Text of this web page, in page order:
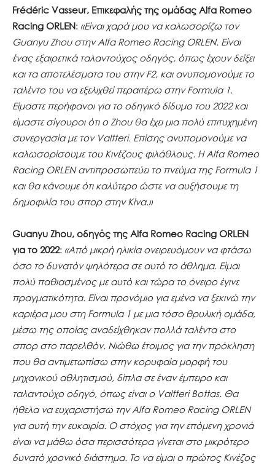
Frédéric Vasseur, Επικεφαλής της ομάδας Alfa Romeo
Racing ORLEN: «Είναι χαρά μου να καλωσορίζω τον
Guanyu Zhou στην Alfa Romeo Racing ORLEN. Είναι
ένας εξαιρετικά ταλαντούχος οδηγός, όπως έχουν δείξει
και τα αποτελέσματα του στην F2, και ανυπομονούμε το
ταλέντο του να εξελιχθεί περαιτέρω στην Formula1.
Είμαστε περήφανοι για το οδηγικό δίδυμο του 2022 και
είμαστε σίγουροι ότι ο Zhouθα έχει μια πολύ επιτυχημένη
συνεργασία με τον Valtteri. Επίσης ανυπομονούμε να
καλωσορίσουμε του Κινέζους φιλάθλους. Η Alfa Romeo
Racing ORLENαντιπροσωπεύει το πνεύμα της Formula1
και θα κάνουμε ότι καλύτερο ώστε να αυξήσουμε τη
δημοφιλία του σπορ στην Κίνα.»
Guanyu Zhou, οδηγός της Alfa Romeo Racing ORLEN
για το 2022: «Από μικρή ηλικία ονειρευόμουν να φτάσω
όσο το δυνατόν ψηλότερα σε αυτό το άθλημα. Είμαι
πολύ παθιασμένος με αυτό και τώρα το όνειρο έγινε
πραγματικότητα. Είναι προνόμιο για εμένα να ξεκινώ την
καριέρα μου στη Formula1 με μια τόσο θρυλική ομάδα,
μέσω της οποίας αναδείχθηκαν πολλά ταλέντα στο
σπορ στο παρελθόν. Νιώθω έτοιμος για την πρόκληση
που θα αντιμετωπίσω στην κορυφαία μορφή του
μηχανικού αθλητισμού, δίπλα σε έναν έμπειρο και
ταλαντούχο οδηγό, όπως είναι ο Valtteri Bottas. Θα
ήθελα να ευχαριστήσω την Alfa Romeo Racing ORLEN
για αυτή την ευκαιρία. Ο στόχος για την επόμενη χρονιά
είναι να μάθω όσα περισσότερα γίνεται στο μικρότερο
δυνατό χρονικό διάστημα. Το να είμαι ο πρώτος Κινέζος